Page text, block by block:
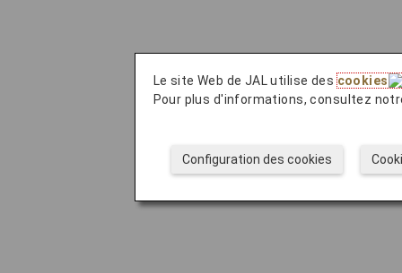
Le site Web de JAL utilise descookies
Pour plus d'informations, consultez
Configuration des cookies